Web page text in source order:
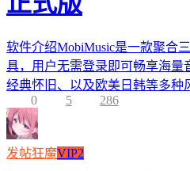
软件介绍MobiMusic是一款聚合
具，用户无需登录即可畅享海量
经典怀旧、以及欧美日韩等多种
0
5 286
发帖狂魔VIP2